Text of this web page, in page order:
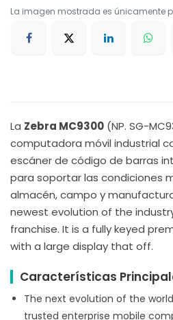
La imagen mostrada es únicamente
La Zebra MC9300 (NP. SG-
computadora móvil industrial
escáner de código de barras
para soportar las condiciones
almacén, campo y
newest evolution of the
franchise. It is a fully keyed
with a large display that off.
Características
The next evolution of the
trusted enterprise mobile